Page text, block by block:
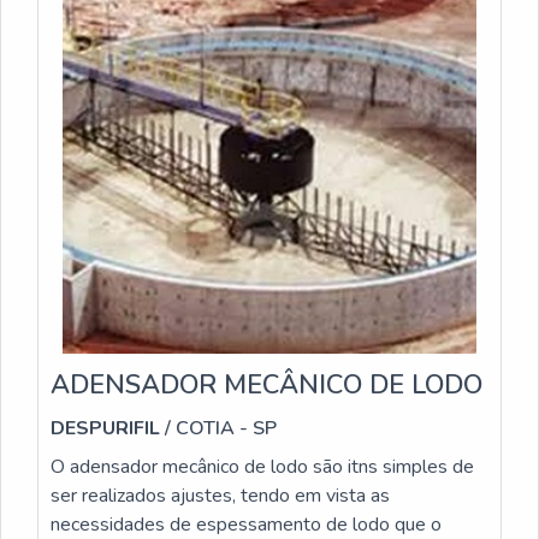
qualidade e excelente custo-benefício.Com o
objetivo de trazer a satisfação a todos os clientes, a
empresa entende que seu melhor destaque é
conquistar a confiança de cada um. Tudo isso só é
possível através do investimento em equipamentos
modernos e profissionais experientes. A Acquaplant
é uma empresa que tem se destacado no segmento
por toda seriedade e qualidade, o que fecha todo o
ciclo de entrega com excelência para seus parceiros.
ADENSADOR MECÂNICO DE LODO
DESPURIFIL/ COTIA - SP
O adensador mecânico de lodo são itns simples de
ser realizados ajustes, tendo em vista as
necessidades de espessamento de lodo que o